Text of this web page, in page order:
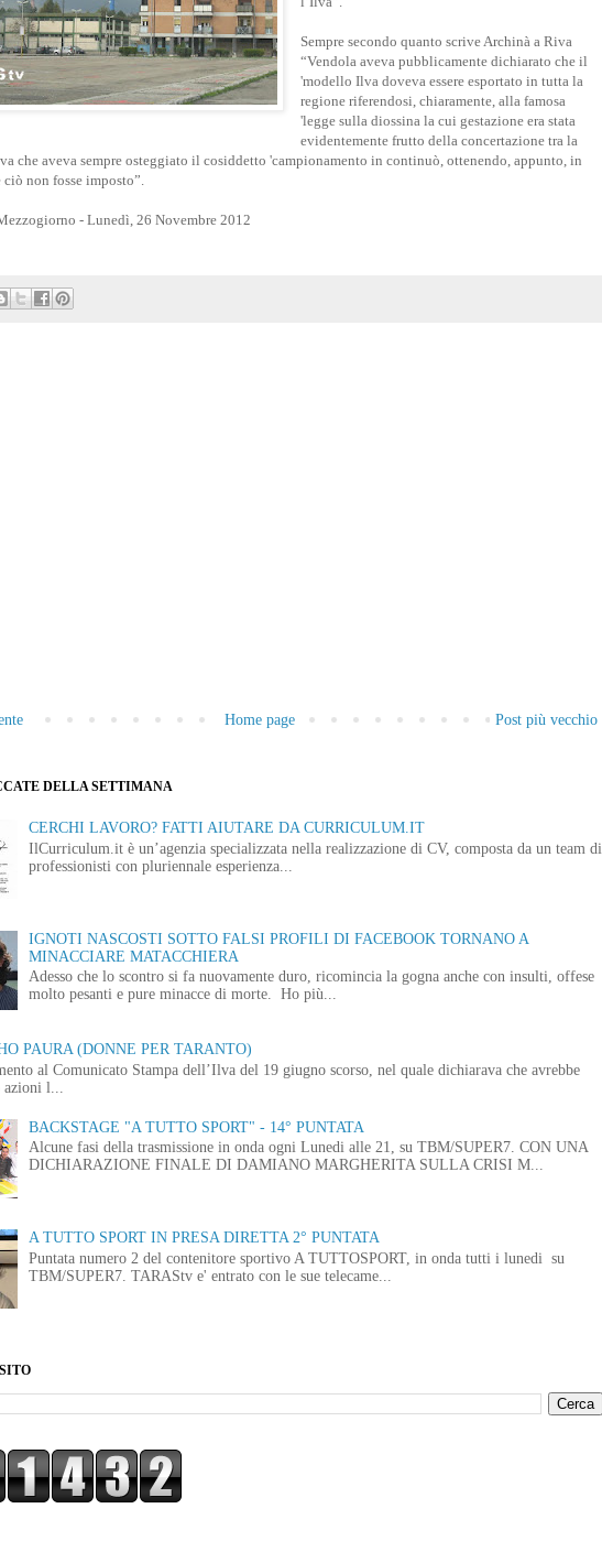
Sempre secondo quanto scrive Archinà a Riva
“Vendola aveva pubblicamente dichiarato che il
'modello Ilva doveva essere esportato in tutta la
regione riferendosi, chiaramente, alla famosa
'legge sulla diossina la cui gestazione era stata
evidentemente frutto della concertazione tra la
che aveva sempre osteggiato il cosiddetto 'campionamento in continuò, ottenendo, appunto, in
non fosse imposto”.
- Lunedì, 26 Novembre 2012
Post più vecchio
Home page
DELLA SETTIMANA
CERCHI LAVORO? FATTI AIUTARE DA CURRICULUM.IT
IlCurriculum.it è un’agenzia specializzata nella realizzazione di CV, composta da un team di
professionisti con pluriennale esperienza...
IGNOTI NASCOSTI SOTTO FALSI PROFILI DI FACEBOOK TORNANO A
MINACCIARE MATACCHIERA
Adesso che lo scontro si fa nuovamente duro, ricomincia la gogna anche con insulti, offese
molto pesanti e pure minacce di morte. Ho più...
PAURA (DONNE PER TARANTO)
al Comunicato Stampa dell’Ilva del 19 giugno scorso, nel quale dichiarava che avrebbe
azioni l...
BACKSTAGE "A TUTTO SPORT" - 14° PUNTATA
Alcune fasi della trasmissione in onda ogni Lunedi alle 21, su TBM/SUPER7. CON UNA
DICHIARAZIONE FINALE DI DAMIANO MARGHERITA SULLA CRISI M...
A TUTTO SPORT IN PRESA DIRETTA 2° PUNTATA
Puntata numero 2 del contenitore sportivo A TUTTOSPORT, in onda tutti i lunedi su
TBM/SUPER7. TARAStv e' entrato con le sue telecame...